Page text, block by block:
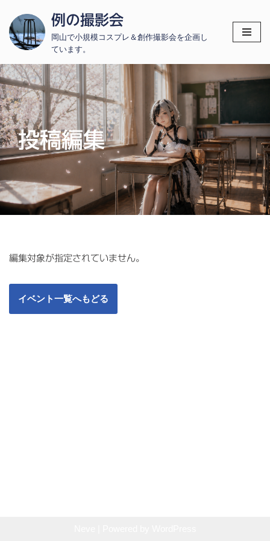
コ
ン
ン
ツ
へ
ス
キ
ッ
プ
例の撮影会
岡山で小規模コスプレ＆創作撮影会を企画し
ています。
投稿編集
編集対象が指定されていません。
イベント一覧へもどる